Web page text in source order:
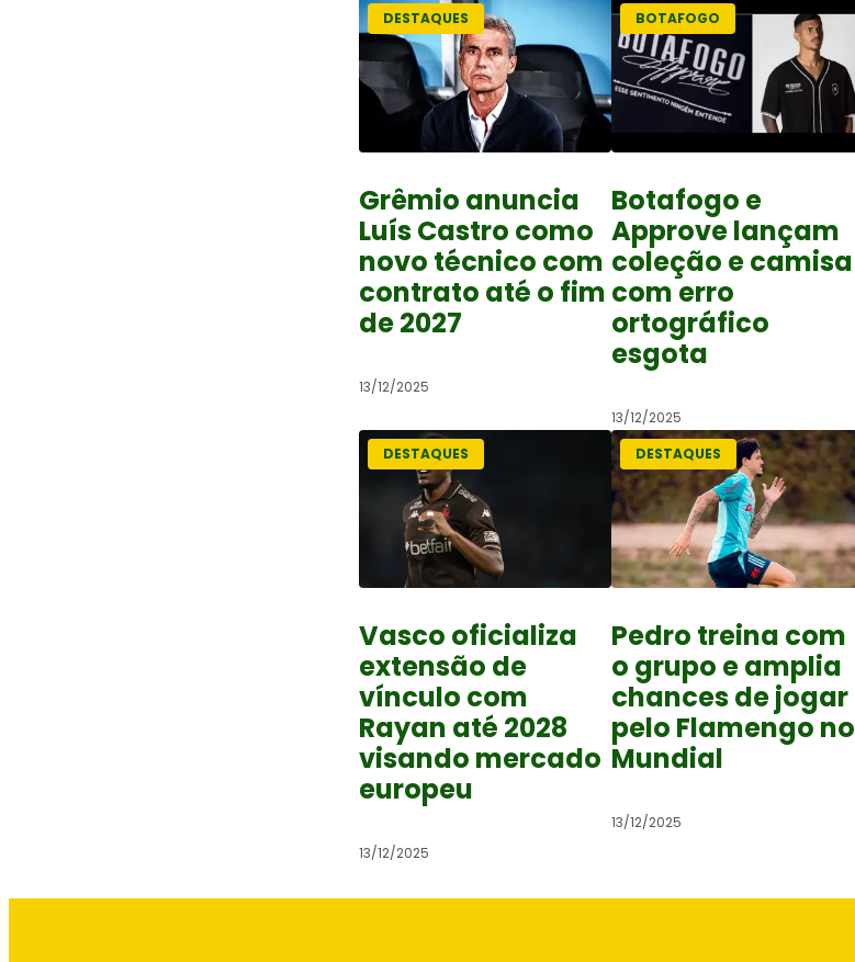
DESTAQUES
Grêmio anuncia
Luís Castro como
novo técnico com
contrato até o fim
de 2027
13/12/2025
BOTAFOGO
Botafogo e
Approve lançam
coleção e camisa
com erro
ortográfico
esgota
13/12/2025
DESTAQUES
Vasco oficializa
extensão de
vínculo com
Rayan até 2028
visando mercado
europeu
13/12/2025
DESTAQUES
Pedro treina com
o grupo e amplia
chances de jogar
pelo Flamengo no
Mundial
13/12/2025